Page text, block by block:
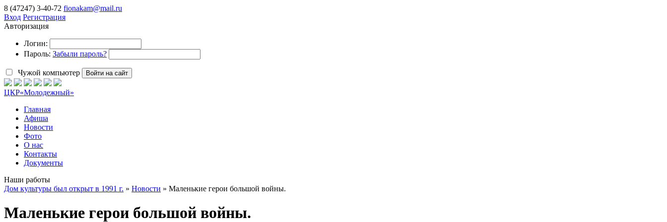
8 (47247) 3-40-72 fionakam@mail.ru
Вход Регистрация
Авторизация
Логин:
Пароль: Забыли пароль?
Чужой компьютер Войти на сайт
ЦКР«Молодежный»
Главная
Афиша
Новости
Фото
О нас
Контакты
Документы
Наши работы
Дом культуры был открыт в 1991 г. » Новости » Маленькие герои большой войны.
Маленькие герои большой войны.